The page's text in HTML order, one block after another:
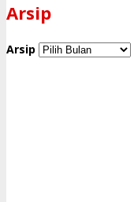
Arsip
Arsip